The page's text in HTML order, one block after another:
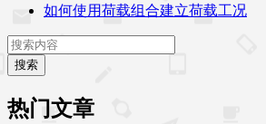
如何使用荷载组合建立荷载工况
搜索
热门文章